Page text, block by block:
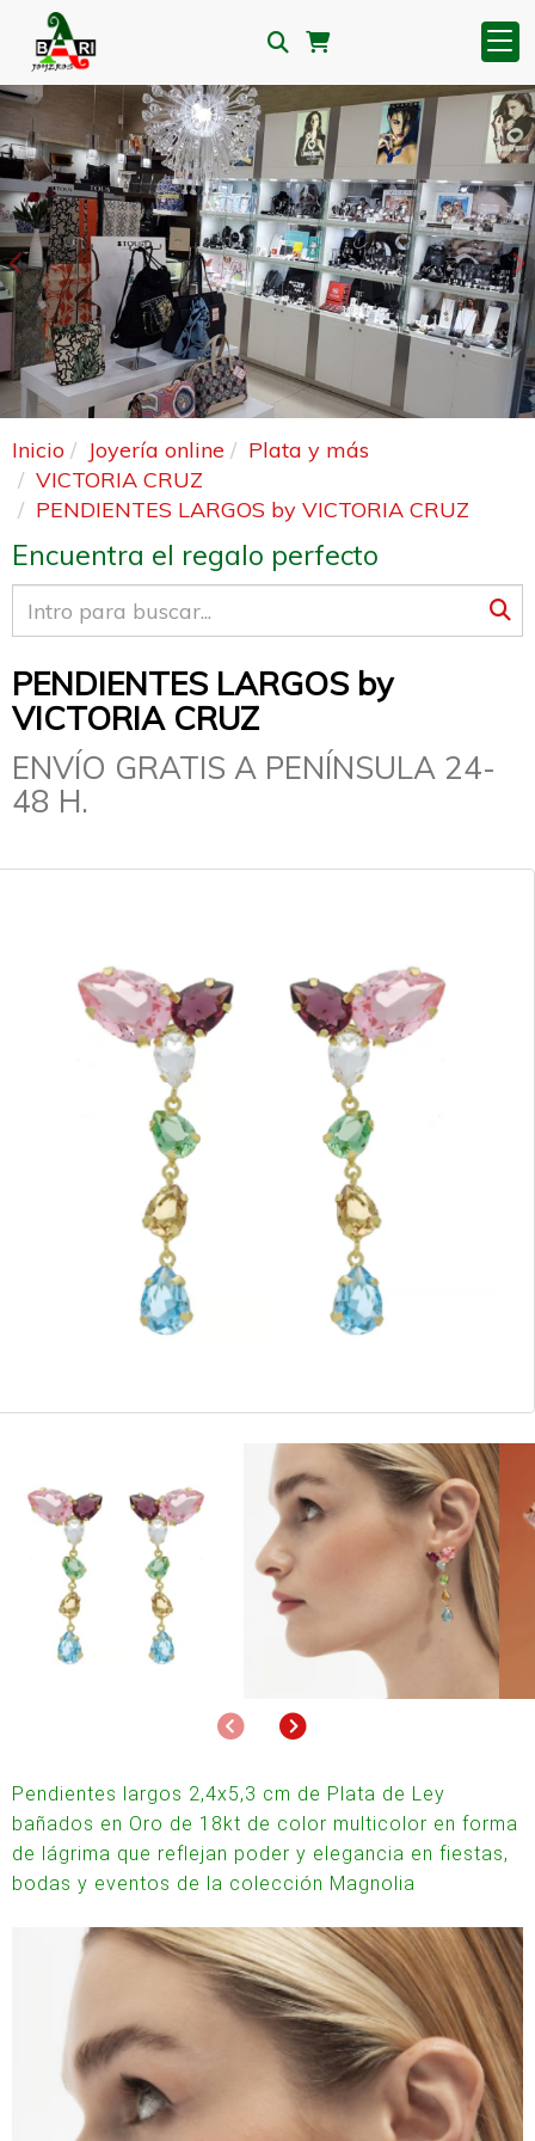
Anterior
Inicio Joyería online
Plata y más
VICTORIA CRUZ
PENDIENTES LARGOS by VICTORIA CRUZ
Encuentra el regalo perfecto
PENDIENTES LARGOS by
VICTORIA CRUZ
ENVÍO GRATIS A PENÍNSULA 24-
48 H.
AnteriorSiguiente
Pendientes largos 2,4x5,3 cm de Plata de Ley
bañados en Oro de 18kt de color multicolor en forma
de lágrima que reflejan poder y elegancia en fiestas,
bodas y eventos de la colección Magnolia